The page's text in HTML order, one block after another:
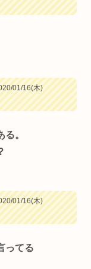
01/16(木)
。
01/16(木)
ってる